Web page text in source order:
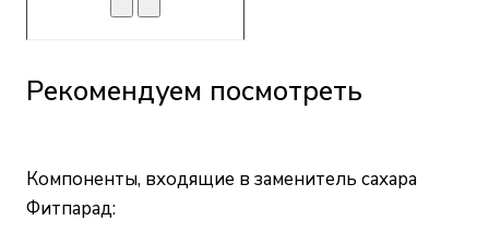
Рекомендуем посмотреть
Компоненты, входящие в заменитель сахара
Фитпарад: